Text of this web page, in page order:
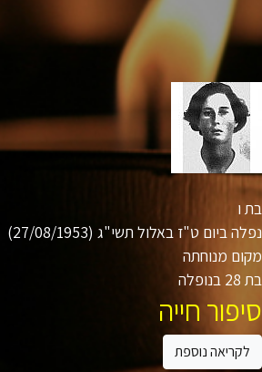
ו
ביום ט"ז באלול תשי"ג (27/08/1953)
מנוחתה
חייה
נוספת